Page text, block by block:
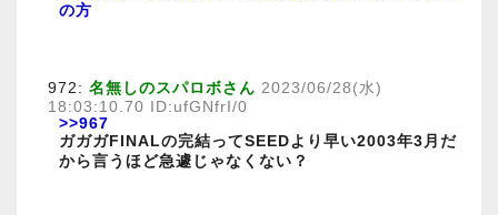
の方
972: 名無しのスパロボさん 2023/06/28(水)
18:03:10.70 ID:ufGNfrI/0
>>967
ガガガFINALの完結ってSEEDより早い2003年3月だ
から言うほど急遽じゃなくない？